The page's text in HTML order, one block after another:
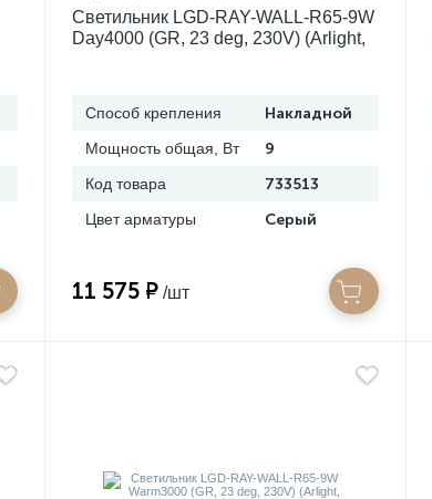
Светильник LGD-RAY-WALL-R65-9W
Day4000 (GR, 23 deg, 230V) (Arlight,
Способ крепления Накладной
Мощность общая, Вт 9
Код товара 733513
Цвет арматуры Серый
11 575 ₽ /шт